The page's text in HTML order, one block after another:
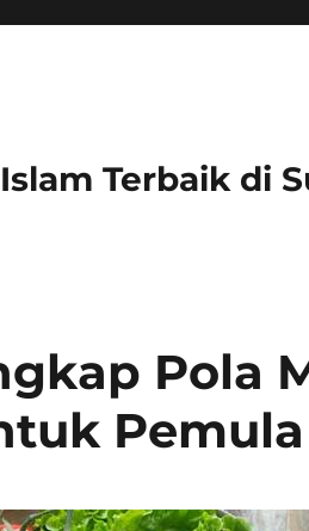
Terbaik di
Pola
Pemula